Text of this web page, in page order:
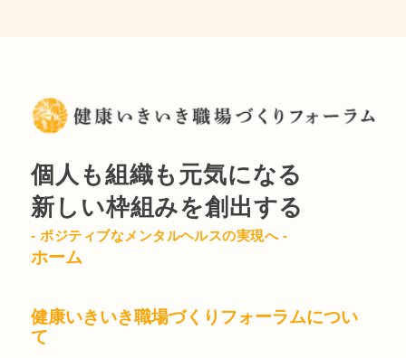
個人も組織も元気になる
新しい枠組みを創出する
- ポジティブなメンタルヘルスの実現へ -
ホーム
健康いきいき職場づくりフォーラムについ
て